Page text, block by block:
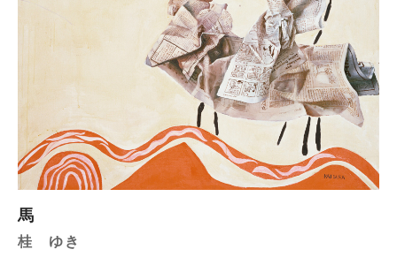
馬
桂 ゆき